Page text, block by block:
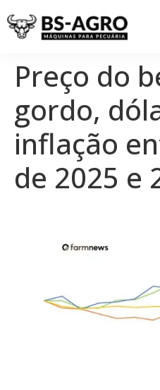
Preço do
gordo,
inflação
de 2025 e